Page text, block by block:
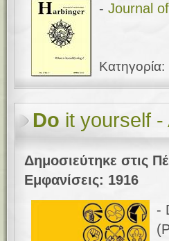
- Journal
Κατηγορία:
Do it yourself
Δημοσιεύτηκε στις
Εμφανίσεις: 1916
-